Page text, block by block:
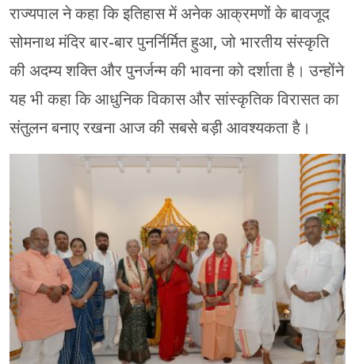
राज्यपाल ने कहा कि इतिहास में अनेक आक्रमणों के बावजूद
सोमनाथ मंदिर बार-बार पुनर्निर्मित हुआ, जो भारतीय संस्कृति
की अदम्य शक्ति और पुनर्जन्म की भावना को दर्शाता है। उन्होंने
यह भी कहा कि आधुनिक विकास और सांस्कृतिक विरासत का
संतुलन बनाए रखना आज की सबसे बड़ी आवश्यकता है।